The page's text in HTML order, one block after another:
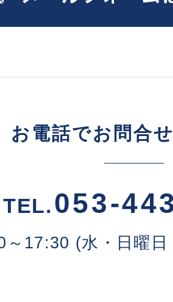
お電話でお問合
TEL.053-
～17:30 (水・日曜